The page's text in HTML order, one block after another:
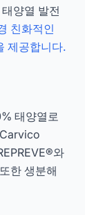
양열 발전
친화적인
제공합니다.
태양열로
와
한 생분해